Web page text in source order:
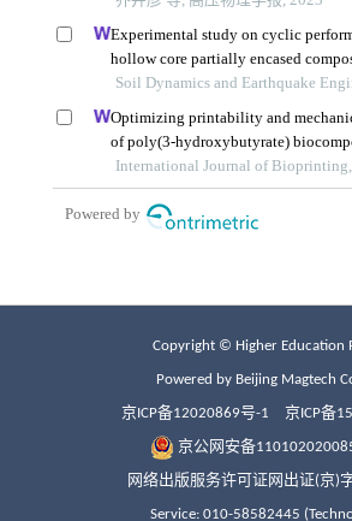
Copyright © Higher Education
Powered by Beijing Magtech
京ICP备12020869号-1 京ICP备
京公网安备
网络出版服务许可证网出证(京)
Service: 010-58582445